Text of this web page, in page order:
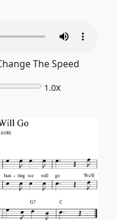
The Speed
1.0x